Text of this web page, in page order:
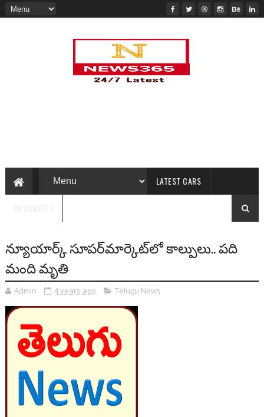
LATEST CARS
న్యూయార్క్ సూపర్‌మార్కెట్‌లో కాల్పులు.. పది
మంది మృతి
Admin 4 years ago Telugu News